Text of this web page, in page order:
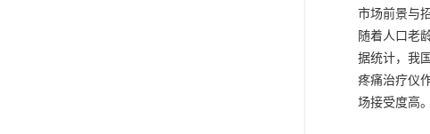
市场前景与
随着人口老
据统计，我
疼痛治疗仪
场接受度高。